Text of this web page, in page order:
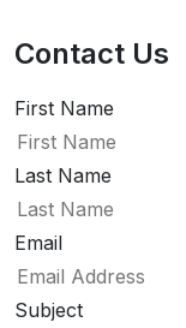
Contact Us
First Name
Last Name
Email
Subject